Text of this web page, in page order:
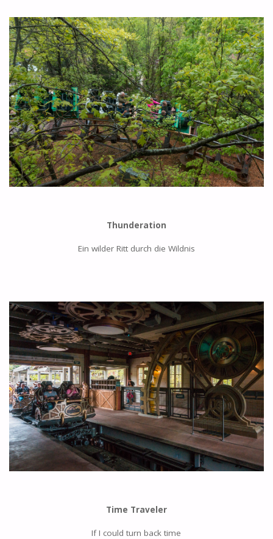
Thunderation
Ein wilder Ritt durch die Wildnis
Time Traveler
If I could turn back time